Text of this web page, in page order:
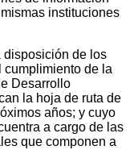
instituciones
disposición de los
cumplimiento de la
Desarrollo
la hoja de ruta de
años; y cuyo
a cargo de las
que componen a